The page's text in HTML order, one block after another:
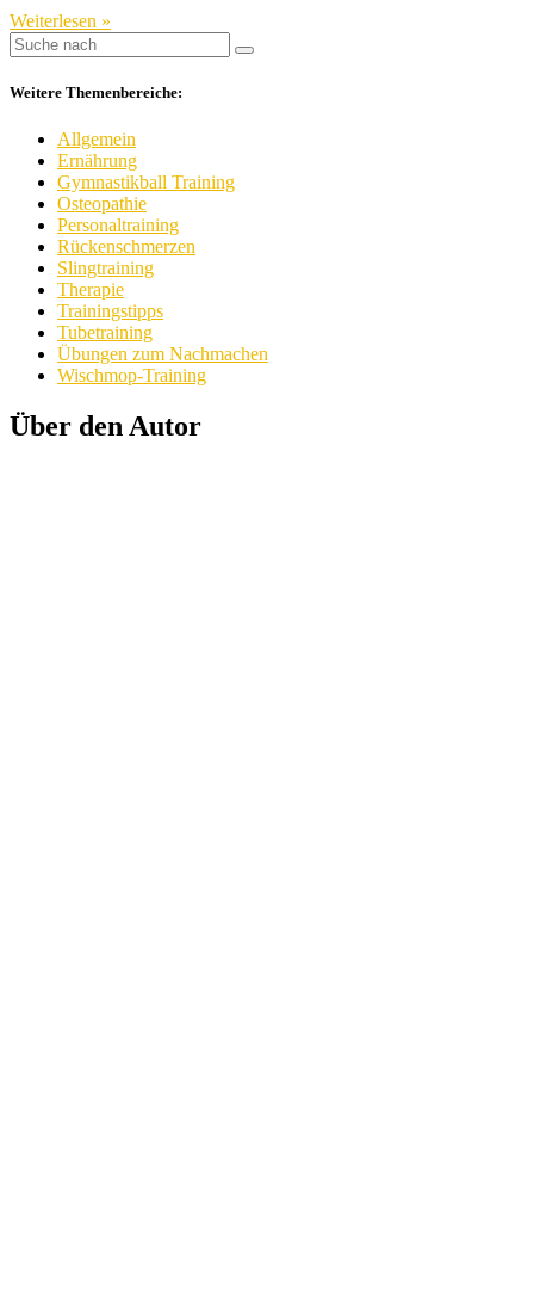
Weiterlesen »
Weitere Themenbereiche:
Allgemein
Ernährung
Gymnastikball Training
Osteopathie
Personaltraining
Rückenschmerzen
Slingtraining
Therapie
Trainingstipps
Tubetraining
Übungen zum Nachmachen
Wischmop-Training
Über den Autor